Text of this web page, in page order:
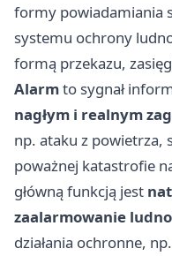
formy powiadamiania
systemu ochrony
formą przekazu,
Alarmto sygnał
nagłym i realnym
np. ataku z powietrza,
poważnej katastrofie
główną funkcją jest
zaalarmowanie
działania ochronne,